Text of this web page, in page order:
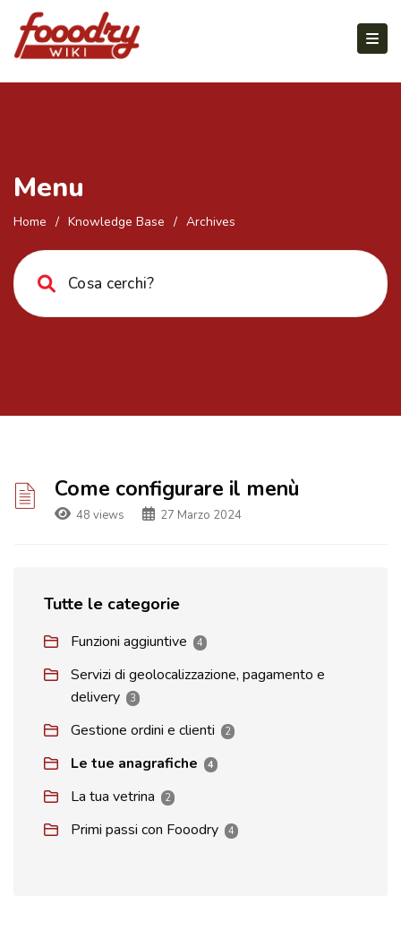
Menu
Home / Knowledge Base / Archives
Come configurare il menù
48 views 27 Marzo 2024
Tutte le categorie
Funzioni aggiuntive 4
Servizi di geolocalizzazione, pagamento e
delivery
3
Gestione ordini e clienti 2
Le tue anagrafiche 4
La tua vetrina 2
Primi passi con Fooodry 4